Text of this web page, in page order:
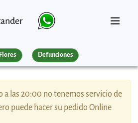
Defunciones
a las 20:00 no tenemos servicio de
puede hacer su pedido Online